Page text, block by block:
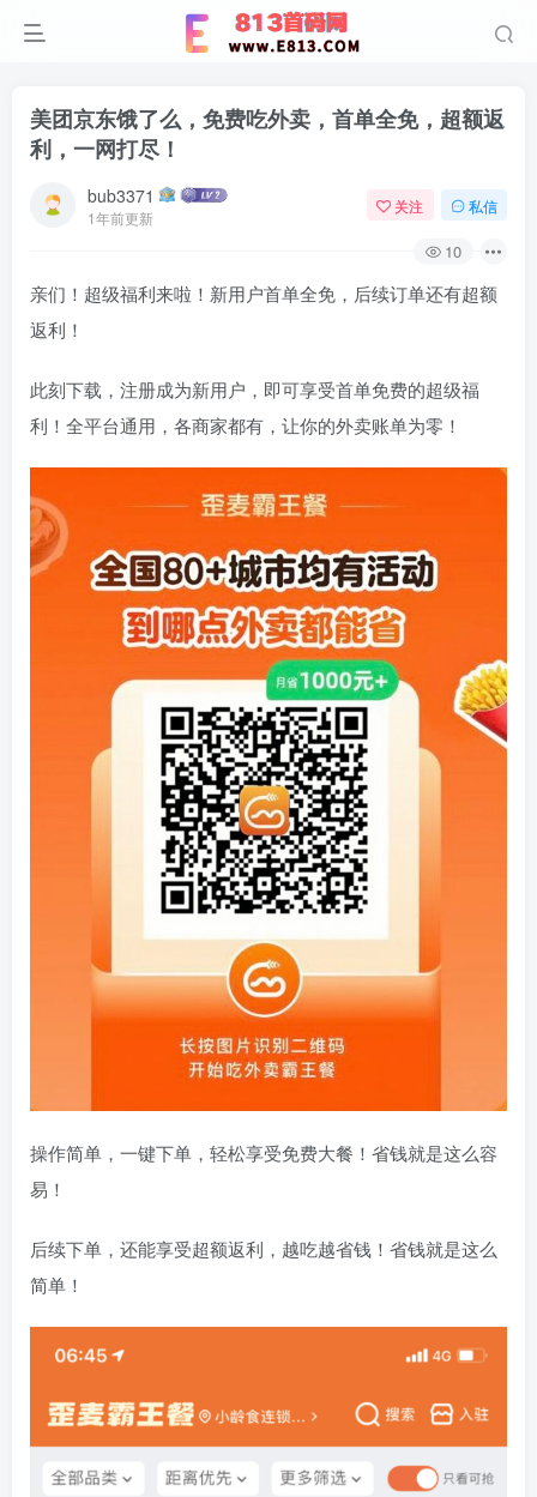
美团京东饿了么，免费吃外卖，首单全免，超额返
利，一网打尽！
bub3371
1年前更新
关注 私信
10
亲们！超级福利来啦！新用户首单全免，后续订单还有超额
返利！
此刻下载，注册成为新用户，即可享受首单免费的超级福
利！全平台通用，各商家都有，让你的外卖账单为零！
操作简单，一键下单，轻松享受免费大餐！省钱就是这么容
易！
后续下单，还能享受超额返利，越吃越省钱！省钱就是这么
简单！